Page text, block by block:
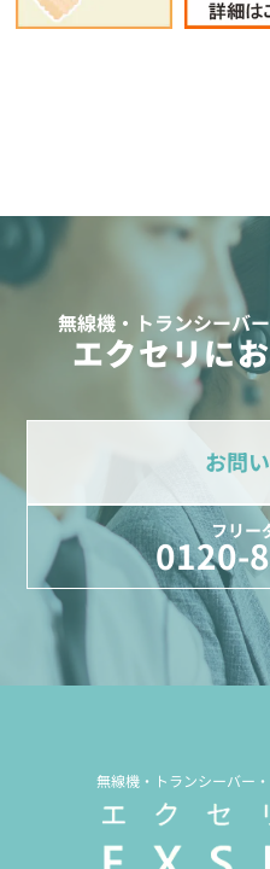
無線機・トランシーバ
エクセリに
お問
フリー
0120-
無線機・トランシーバー